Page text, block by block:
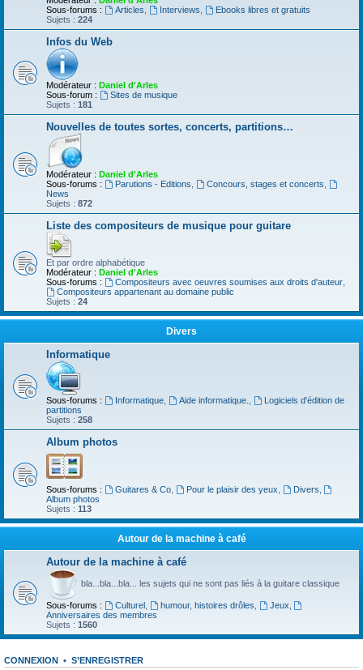
Sous-forums :
Articles Interviews
Ebooks libres et gratuits
Sujets : 224
Infos du Web
Modérateur : Daniel d'Arles
Sous-forum :
Sites de musique
Sujets : 181
Nouvelles de toutes sortes, concerts, partitions…
Modérateur : Daniel d'Arles
Sous-forums :
Parutions - Editions Concours, stages et concerts
News
Sujets : 872
Liste des compositeurs de musique pour guitare
Et par ordre alphabétique
Modérateur : Daniel d'Arles
Sous-forums :
Compositeurs avec oeuvres soumises aux droits d'auteur,
Compositeurs appartenant au domaine public
Sujets : 24
Divers
Informatique
Sous-forums : Informatique, Aide informatique.
Logiciels d'édition de
partitions
Sujets : 258
Album photos
Sous-forums : Guitares & Co, Pour le plaisir des yeux Divers
Album photos
Sujets : 113
Autour de la machine à café
Autour de la machine à café
bla...bla...bla... les sujets qui ne sont pas liés à la guitare classique
Sous-forums : Culturel, humour, histoires drôles Jeux
Anniversaires des membres
Sujets : 1560
CONNEXION • S’ENREGISTRER